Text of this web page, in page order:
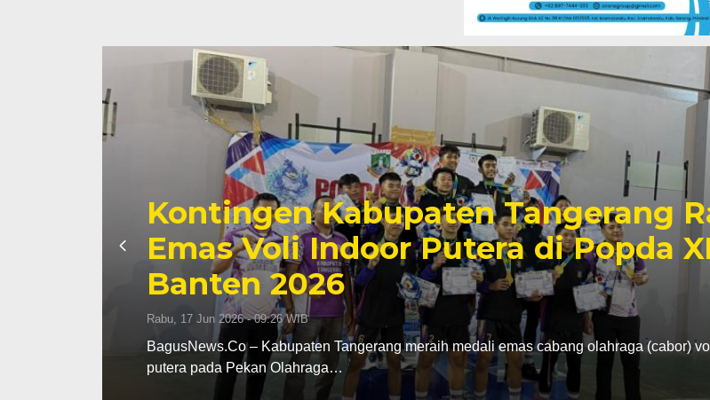
Zona Blank Spot, SMP Satap di
Serang Lakukan Pendaftaran
Senin, 15 Jun 2026 - 14:09 WIB
BagusNews.Co – Pelaksanaan Sistem Penerimaan Murid Baru (SPMB) Tahun Ajaran
di Kota Serang menghadapi tantangan…